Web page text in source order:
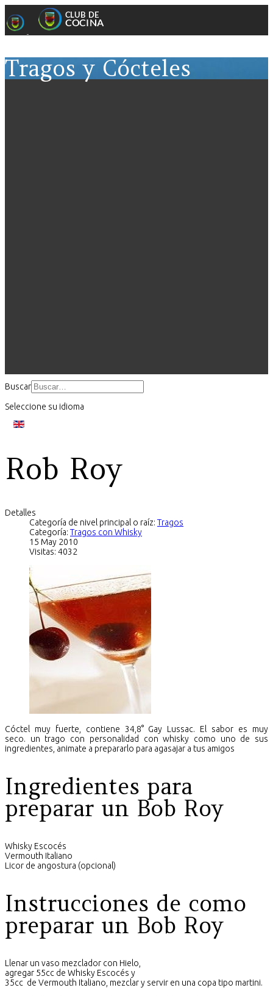
Tragos y Cócteles
Buscar
Seleccione su idioma
Rob Roy
Detalles
Categoría de nivel principal o raíz: Tragos
Categoría: Tragos con Whisky
15 May 2010
Visitas: 4032
Cóctel muy fuerte, contiene 34,8° Gay Lussac. El sabor es muy
seco. un trago con personalidad con whisky como uno de sus
ingredientes, animate a prepararlo para agasajar a tus amigos
Ingredientes para
preparar un Bob Roy
Whisky Escocés
Vermouth Italiano
Licor de angostura (opcional)
Instrucciones de como
preparar un Bob Roy
Llenar un vaso mezclador con Hielo,
agregar 55cc de Whisky Escocés y
35cc de Vermouth Italiano, mezclar y servir en una copa tipo martini.